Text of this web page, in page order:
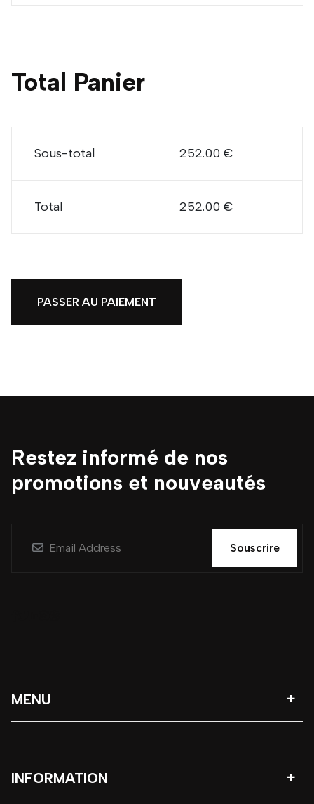
Total Panier
Sous-total 252.00 €
Total 252.00 €
PASSER AU PAIEMENT
Restez informé de nos
promotions et nouveautés
Souscrire
MENU
INFORMATION